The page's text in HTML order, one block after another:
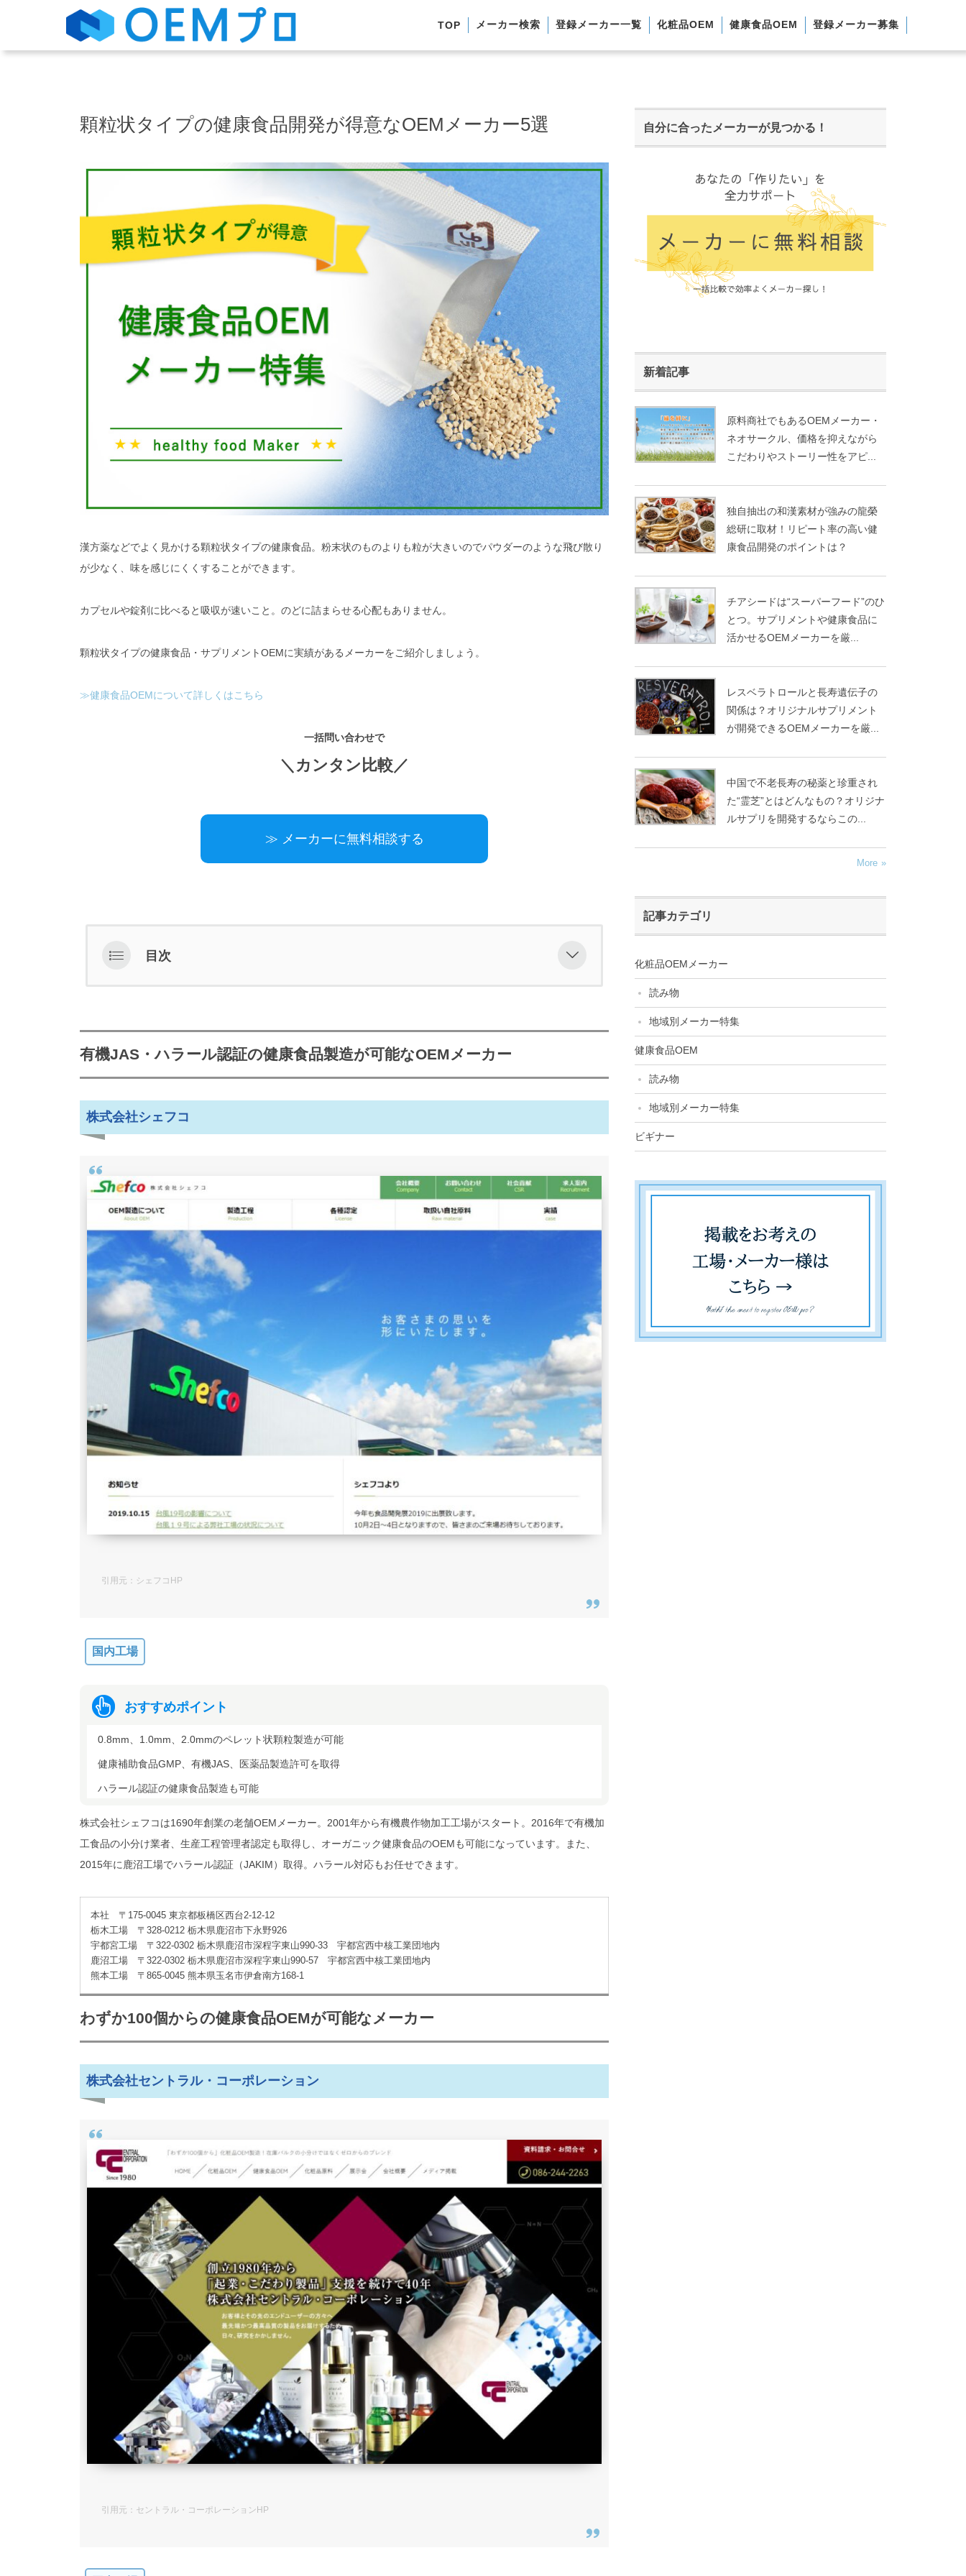
TOP メーカー検索 登録メーカー一覧 化粧品OEM 健康食品OEM 登録メーカー募集
顆粒状タイプの健康食品開発が得意なOEMメーカー5選
漢方薬などでよく見かける顆粒状タイプの健康食品。粉末状のものよりも粒が大きいのでパウダーのような飛び散り
が少なく、味を感じにくくすることができます。
カプセルや錠剤に比べると吸収が速いこと。のどに詰まらせる心配もありません。
顆粒状タイプの健康食品・サプリメントOEMに実績があるメーカーをご紹介しましょう。
≫健康食品OEMについて詳しくはこちら
一括問い合わせで
＼カンタン比較／
≫ メーカーに無料相談する
目次
有機JAS・ハラール認証の健康食品製造が可能なOEMメーカー
わずか100個からの健康食品OEMが可能なメーカー
培養微生物を使ったプロバイオティクス製品の開発が得意なOEMメーカー
製造困難な「HMB」の顆粒化に成功！小ロットでの受託も相談できる健康食品
株式会社 島田製薬
炭酸顆粒状の健康食品づくりが得意なOEMメーカー
株式会社エフアイコーポレイション
顆粒状タイプの健康食品・サプリメントOEMメーカーを探すなら、「OEMプロ」
にお任せ
有機JAS・ハラール認証の健康食品製造が可能なOEMメーカー
株式会社シェフコ
引用元：シェフコHP
国内工場
おすすめポイント
0.8mm、1.0mm、2.0mmのペレット状顆粒製造が可能
健康補助食品GMP、有機JAS、医薬品製造許可を取得
ハラール認証の健康食品製造も可能
株式会社シェフコは1690年創業の老舗OEMメーカー。2001年から有機農作物加工工場がスタート。2016年で有機加
工食品の小分け業者、生産工程管理者認定も取得し、オーガニック健康食品のOEMも可能になっています。また、
2015年に鹿沼工場でハラール認証（JAKIM）取得。ハラール対応もお任せできます。
本社 〒175-0045 東京都板橋区西台2-12-12
栃木工場 〒328-0212 栃木県鹿沼市下永野926
宇都宮工場 〒322-0302 栃木県鹿沼市深程字東山990-33 宇都宮西中核工業団地内
鹿沼工場 〒322-0302 栃木県鹿沼市深程字東山990-57 宇都宮西中核工業団地内
熊本工場 〒865-0045 熊本県玉名市伊倉南方168-1
わずか100個からの健康食品OEMが可能なメーカー
株式会社セントラル・コーポレーション
引用元：セントラル・コーポレーションHP
自分に合ったメーカーが見つかる！
新着記事
原料商社でもあるOEMメーカー・
ネオサークル、価格を抑えながら
こだわりやストーリー性をアピ...
独自抽出の和漢素材が強みの龍榮
総研に取材！リピート率の高い健
康食品開発のポイントは？
チアシードは“スーパーフード”のひ
とつ。サプリメントや健康食品に
活かせるOEMメーカーを厳...
レスベラトロールと長寿遺伝子の
関係は？オリジナルサプリメント
が開発できるOEMメーカーを厳...
中国で不老長寿の秘薬と珍重され
た“霊芝”とはどんなもの？オリジナ
ルサプリを開発するならこの...
More
記事カテゴリ
化粧品OEMメーカー
読み物
地域別メーカー特集
健康食品OEM
読み物
地域別メーカー特集
ビギナー